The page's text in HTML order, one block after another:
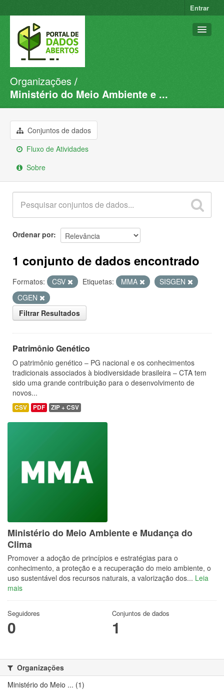
Entrar
Conjuntos de dados
Organizações
Sobre
Organizações
Ministério do Meio Ambiente e ...
Conjuntos de dados
Fluxo de Atividades
Sobre
Ordenar por
1 conjunto de dados encontrado
Formatos: CSV Etiquetas: MMA
SISGEN
CGEN
Filtrar Resultados
Patrimônio Genético
O patrimônio genético – PG nacional e os conhecimentos
tradicionais associados à biodiversidade brasileira – CTA tem
sido uma grande contribuição para o desenvolvimento de
novos...
CSV PDF ZIP + CSV
Ministério do Meio Ambiente e Mudança do
Clima
Promover a adoção de princípios e estratégias para o
conhecimento, a proteção e a recuperação do meio ambiente, o
uso sustentável dos recursos naturais, a valorização dos... Leia
mais
Seguidores
0
Conjuntos de dados
1
Organizações
Ministério do Meio ... (1)